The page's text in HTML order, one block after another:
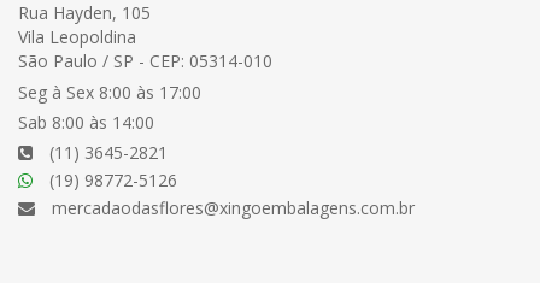
Rua Hayden, 105
Vila Leopoldina
São Paulo / SP - CEP: 05314-010
Seg à Sex 8:00 às 17:00
Sab 8:00 às 14:00
(11) 3645-2821
(19) 98772-5126
mercadaodasflores@xingoembalagens.com.br